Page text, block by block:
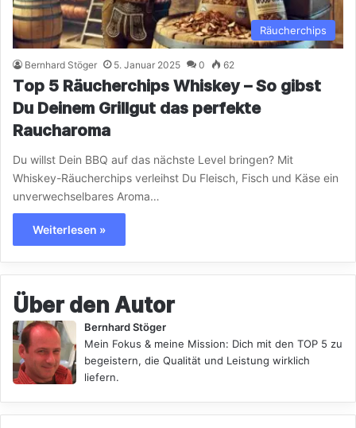
Räucherchips
Bernhard Stöger 5. Januar 2025 0 62
Top 5 Räucherchips Whiskey – So gibst
Du Deinem Grillgut das perfekte
Raucharoma
Du willst Dein BBQ auf das nächste Level bringen? Mit
Whiskey-Räucherchips verleihst Du Fleisch, Fisch und Käse ein
unverwechselbares Aroma…
Weiterlesen »
Über den Autor
Bernhard Stöger
Mein Fokus & meine Mission: Dich mit den TOP 5 zu
begeistern, die Qualität und Leistung wirklich
liefern.